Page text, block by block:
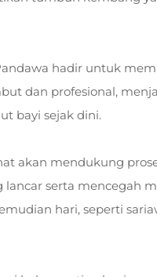
hadir untuk
dan profesional,
bayi sejak dini.
akan mendukung
lancar serta mencegah
hari, seperti